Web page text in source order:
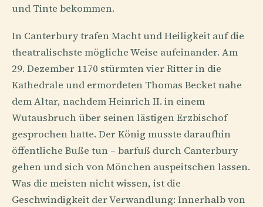
und Tinte bekommen.
In Canterbury trafen Macht und Heiligkeit auf die
theatralischste mögliche Weise aufeinander. Am
29. Dezember 1170 stürmten vier Ritter in die
Kathedrale und ermordeten Thomas Becket nahe
dem Altar, nachdem Heinrich II. in einem
Wutausbruch über seinen lästigen Erzbischof
gesprochen hatte. Der König musste daraufhin
öffentliche Buße tun – barfuß durch Canterbury
gehen und sich von Mönchen auspeitschen lassen.
Was die meisten nicht wissen, ist die
Geschwindigkeit der Verwandlung: Innerhalb von